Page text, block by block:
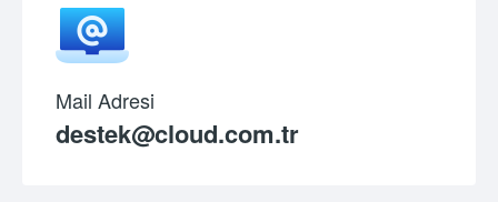
Mail Adresi
destek@cloud.com.tr